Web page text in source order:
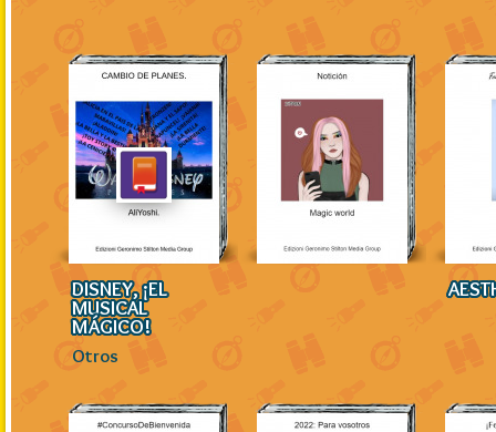
DISNEY, ¡EL
MUSICAL
MÁGICO!
Otros